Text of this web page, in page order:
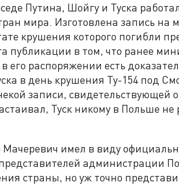
Путина, Шойгу и Туска
мира. Изготовлена запись на
крушения которого погибли
публикации в том, что ранее
распоряжении есть
в день крушения Ту-154 под
записи, свидетельствующей
Туск никому в Польше не
Мачеревич имел в виду
администрации
страны, но уж точно